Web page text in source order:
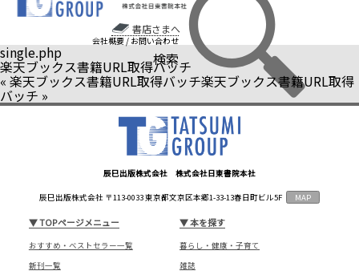
書店さまへ
会社概要 / お問い合わせ
検索
single.php
楽天ブックス書籍URL取得バッチ
« 楽天ブックス書籍URL取得バッチ楽天ブックス書籍URL取得
バッチ »
辰巳出版株式会社 株式会社日東書院本社
辰巳出版株式会社 〒113-0033 東京都文京区本郷1-33-13春日町ビル5F MAP
▼TOPページメニュー
おすすめ・ベストセラー一覧
新刊一覧
▼本を探す
暮らし・健康・子育て
雑誌